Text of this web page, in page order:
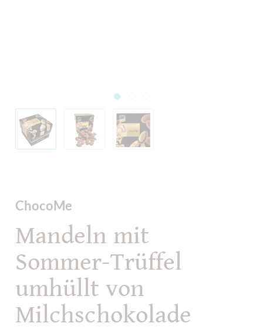
ChocoMe
Mandeln mit
Sommer-Trüffel
umhüllt von
Milchschokolade